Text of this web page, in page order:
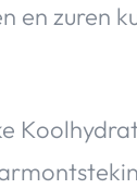
en zuren